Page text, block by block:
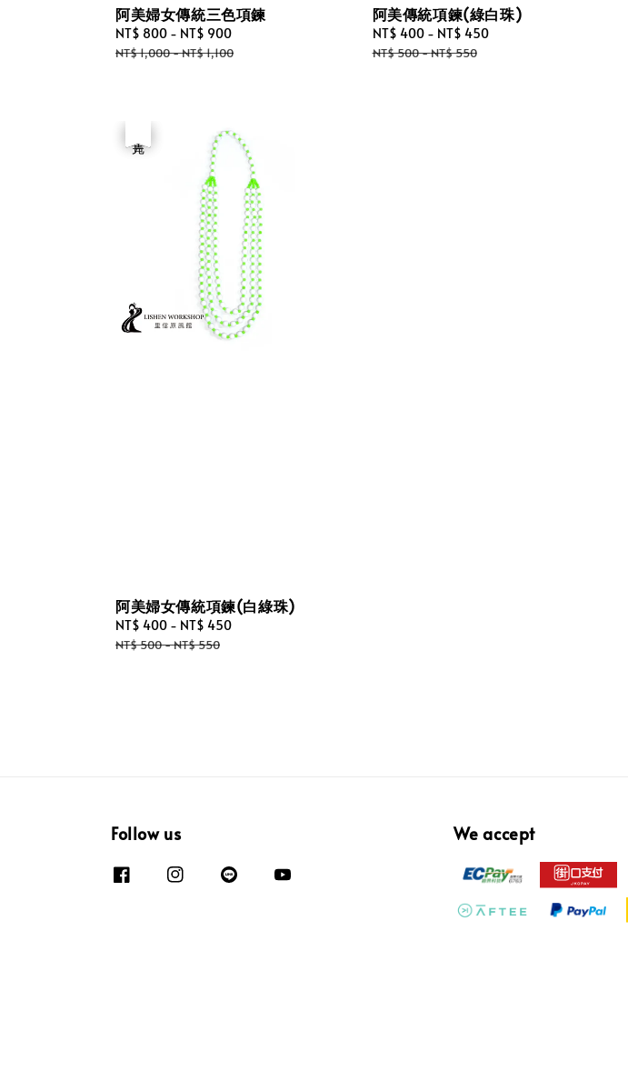
阿美婦女傳統三色項鍊
Sale
price
NT$ 800 - NT$ 900
NT$ 1,000-NT$ 1,100
阿美傳統項鍊(綠白珠)
Sale
price
NT$ 400- NT$ 450
NT$ 500-NT$ 550
阿美婦女傳統項鍊(白綠珠)
Sale
price
NT$ 400 - NT$ 450
NT$ 500-NT$ 550
Follow us We accept